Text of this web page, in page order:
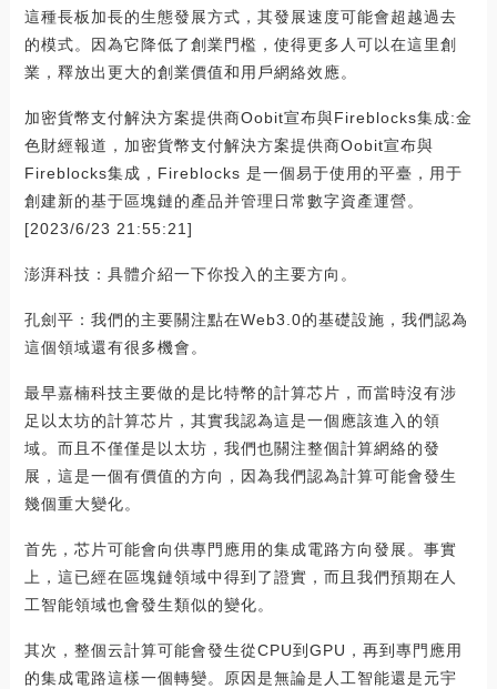
這種長板加長的生態發展方式，其發展速度可能會超越過去
的模式。因為它降低了創業門檻，使得更多人可以在這里創
業，釋放出更大的創業價值和用戶網絡效應。
加密貨幣支付解決方案提供商Oobit宣布與Fireblocks集成:金
色財經報道，加密貨幣支付解決方案提供商Oobit宣布與
Fireblocks集成，Fireblocks 是一個易于使用的平臺，用于
創建新的基于區塊鏈的產品并管理日常數字資產運營。
[2023/6/23 21:55:21]
澎湃科技：具體介紹一下你投入的主要方向。
孔劍平：我們的主要關注點在Web3.0的基礎設施，我們認為
這個領域還有很多機會。
最早嘉楠科技主要做的是比特幣的計算芯片，而當時沒有涉
足以太坊的計算芯片，其實我認為這是一個應該進入的領
域。而且不僅僅是以太坊，我們也關注整個計算網絡的發
展，這是一個有價值的方向，因為我們認為計算可能會發生
幾個重大變化。
首先，芯片可能會向供專門應用的集成電路方向發展。事實
上，這已經在區塊鏈領域中得到了證實，而且我們預期在人
工智能領域也會發生類似的變化。
其次，整個云計算可能會發生從CPU到GPU，再到專門應用
的集成電路這樣一個轉變。原因是無論是人工智能還是元宇